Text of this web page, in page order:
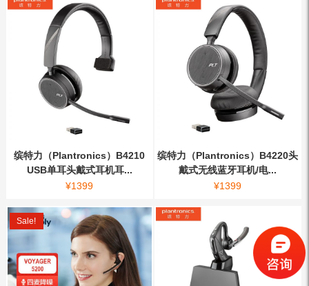
缤特力（Plantronics）B4210
USB单耳头戴式耳机耳...
¥1399
缤特力（Plantronics）B4220头
戴式无线蓝牙耳机/电...
¥1399
Sale!